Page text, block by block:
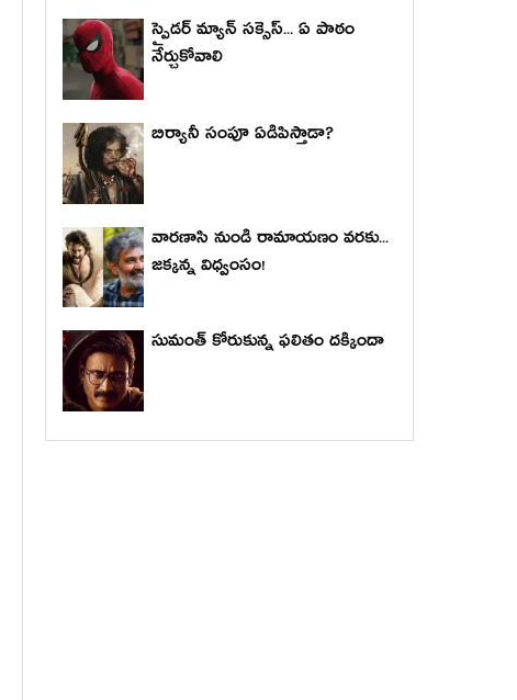
స్పైడర్ మ్యాన్ సక్సెస్... ఏ పాఠం
నేర్చుకోవాలి
బిర్యానీ సంపూ ఏడిపిస్తాడా?
వారణాసి నుండి రామాయణం వరకు...
జక్కన్న విధ్వంసం!
సుమంత్ కోరుకున్న ఫలితం దక్కిందా